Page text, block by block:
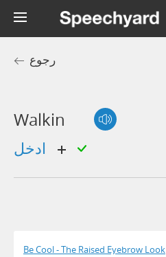
رجوع
Walkin
Be Cool - The Raised Eyebrow Look